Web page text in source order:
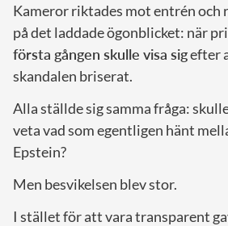
Kameror riktades mot entrén och
på det laddade ögonblicket: när
första gången skulle visa sigefter
skandalen briserat.
Alla ställde sig samma fråga:
veta vad som egentligen hänt
Epstein?
Men besvikelsen blev stor.
I stället för att vara transparent